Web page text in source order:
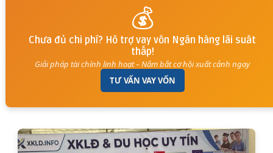
💰
Chưa đủ chi phí? Hỗ trợ vay vốn Ngân hàng lãi suất
thấp!
Giải pháp tài chính linh hoạt – Nắm bắt cơ hội xuất cảnh ngay
TƯ VẤN VAY VỐN